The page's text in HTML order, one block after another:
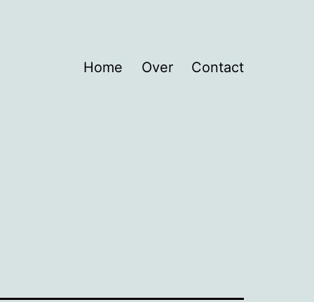
Home Over Contact